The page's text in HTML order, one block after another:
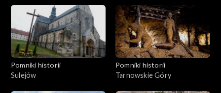
Pomniki historii
Sulejów
Pomniki historii
Tarnowskie Góry